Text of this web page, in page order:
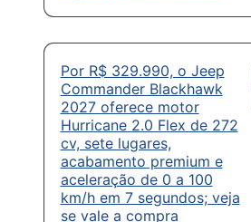
Por R$ 329.990, o Jeep
Commander Blackhawk
2027 oferece motor
Hurricane 2.0 Flex de 272
cv, sete lugares,
acabamento premium e
aceleração de 0 a 100
km/h em 7 segundos; veja
se vale a compra